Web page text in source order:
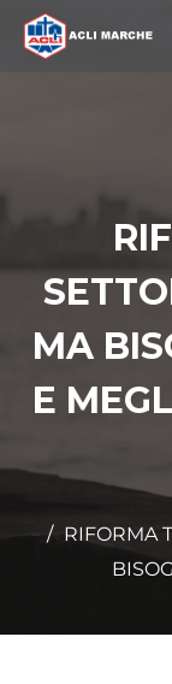
MA
E
RIFORMA